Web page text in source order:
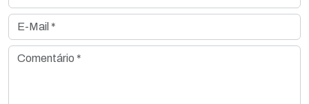
E-Mail *
Comentário *